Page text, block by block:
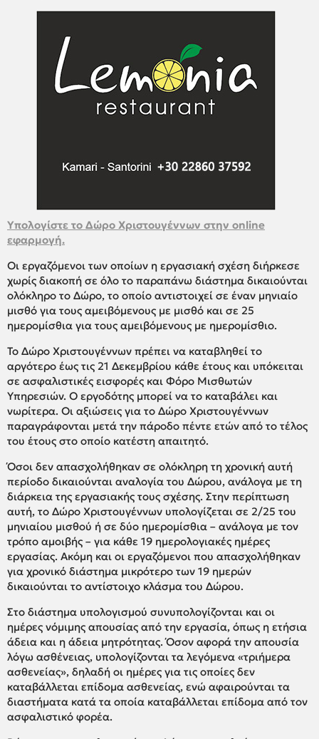
Υπολογίστε το Δώρο Χριστουγέννων στην online
εφαρμογή.
Οι εργαζόμενοι των οποίων η εργασιακή σχέση διήρκεσε
χωρίς διακοπή σε όλο το παραπάνω διάστημα δικαιούνται
ολόκληρο το Δώρο, το οποίο αντιστοιχεί σε έναν μηνιαίο
μισθό για τους αμειβόμενους με μισθό και σε 25
ημερομίσθια για τους αμειβόμενους με ημερομίσθιο.
Το Δώρο Χριστουγέννων πρέπει να καταβληθεί το
αργότερο έως τις 21 Δεκεμβρίου κάθε έτους και υπόκειται
σε ασφαλιστικές εισφορές και Φόρο Μισθωτών
Υπηρεσιών. Ο εργοδότης μπορεί να το καταβάλει και
νωρίτερα. Οι αξιώσεις για το Δώρο Χριστουγέννων
παραγράφονται μετά την πάροδο πέντε ετών από το τέλος
του έτους στο οποίο κατέστη απαιτητό.
Όσοι δεν απασχολήθηκαν σε ολόκληρη τη χρονική αυτή
περίοδο δικαιούνται αναλογία του Δώρου, ανάλογα με τη
διάρκεια της εργασιακής τους σχέσης. Στην περίπτωση
αυτή, το Δώρο Χριστουγέννων υπολογίζεται σε 2/25 του
μηνιαίου μισθού ή σε δύο ημερομίσθια – ανάλογα με τον
τρόπο αμοιβής – για κάθε 19 ημερολογιακές ημέρες
εργασίας. Ακόμη και οι εργαζόμενοι που απασχολήθηκαν
για χρονικό διάστημα μικρότερο των 19 ημερών
δικαιούνται το αντίστοιχο κλάσμα του Δώρου.
Στο διάστημα υπολογισμού συνυπολογίζονται και οι
ημέρες νόμιμης απουσίας από την εργασία, όπως η ετήσια
άδεια και η άδεια μητρότητας. Όσον αφορά την απουσία
λόγω ασθένειας, υπολογίζονται τα λεγόμενα «τριήμερα
ασθενείας», δηλαδή οι ημέρες για τις οποίες δεν
καταβάλλεται επίδομα ασθενείας, ενώ αφαιρούνται τα
διαστήματα κατά τα οποία καταβάλλεται επίδομα από τον
ασφαλιστικό φορέα.